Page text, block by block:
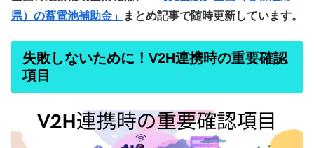
県）の蓄電池補助金」
まとめ記事で随時更新しています。
失敗しないために！V2H連携時の重要確認
項目